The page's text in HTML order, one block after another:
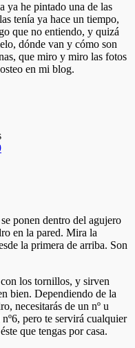
ya he pintado una de las
tenía ya hace un tiempo,
que no entiendo, y quizá
dónde van y cómo son
que miro y miro las fotos
en mi blog.
ponen dentro del agujero
en la pared. Mira la
la primera de arriba. Son
los tornillos, y sirven
bien. Dependiendo de la
necesitarás de un nº u
pero te servirá cualquier
que tengas por casa.